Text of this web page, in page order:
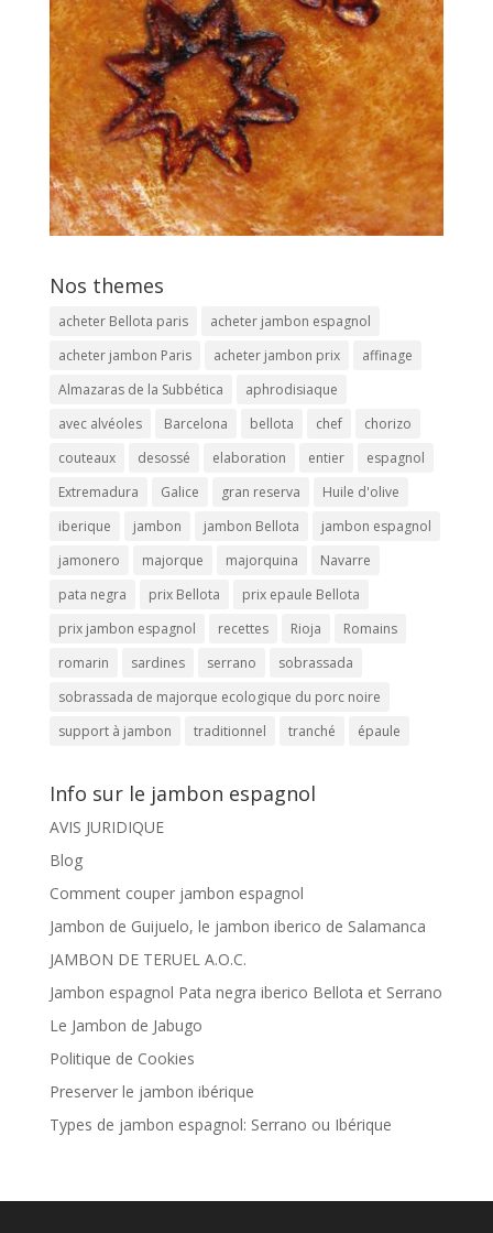
Nos themes
acheter Bellota paris
acheter jambon espagnol
acheter jambon Paris
acheter jambon prix
affinage
Almazaras de la Subbética
aphrodisiaque
avec alvéoles
Barcelona bellota chef
chorizo
couteaux
desossé elaboration entier
espagnol
Extremadura
Galice gran reserva
Huile d'olive
iberique
jambon jambon Bellota
jambon espagnol
jamonero
majorque majorquina
Navarre
pata negra
prix Bellota
prix epaule Bellota
prix jambon espagnol
recettes Rioja
Romains
romarin
sardines serrano
sobrassada
sobrassada de majorque ecologique du porc noire
support à jambon
traditionnel tranché épaule
Info sur le jambon espagnol
AVIS JURIDIQUE
Blog
Comment couper jambon espagnol
Jambon de Guijuelo, le jambon iberico de Salamanca
JAMBON DE TERUEL A.O.C.
Jambon espagnol Pata negra iberico Bellota et Serrano
Le Jambon de Jabugo
Politique de Cookies
Preserver le jambon ibérique
Types de jambon espagnol: Serrano ou Ibérique